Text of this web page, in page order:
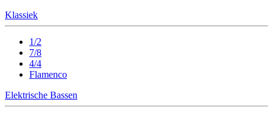
Klassiek
1/2
7/8
4/4
Flamenco
Elektrische Bassen